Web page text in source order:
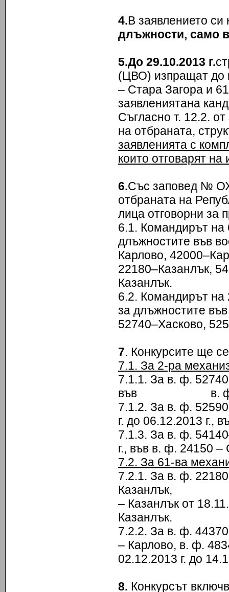
4.В заявлението си
длъжности, само
5.До 29.10.2013 г.
(ЦВО) изпращат до
– Стара Загора и
заявлениятана
Съгласно т. 12.2.
на отбраната,
заявленията с
които отговарят на
6.Със заповед №
отбраната на
лица отговорни за
6.1. Командирът на
длъжностите във
Карлово,
22180–Казанлък,
Казанлък.
6.2. Командирът на
за длъжностите
52740–Хасково,
7. Конкурсите ще
7.1. За 2-ра
7.1.1. За в. ф. 52740
във в. ф.
7.1.2. За в. ф.
г. до 06.12.2013 г.,
7.1.3. За в. ф.
г., във в. ф. 24150 –
7.2. За 61-ва
7.2.1. За в. ф.
Казанлък, в.
– Казанлък от
Казанлък.
7.2.2. За в. ф.
– Карлово, в. ф.
02.12.2013 г. до
8. Конкурсът